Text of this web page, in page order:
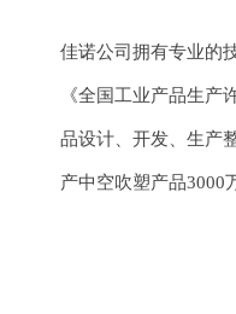
佳诺公司拥有专业的
《全国工业产品生
品设计、开发、生产
产中空吹塑产品3000